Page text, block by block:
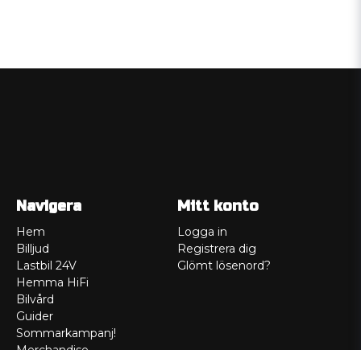
Navigera
Hem
Billjud
Lastbil 24V
Hemma HiFi
Bilvård
Guider
Sommarkampanj!
Mitt konto
Logga in
Registrera dig
Glömt lösenord?